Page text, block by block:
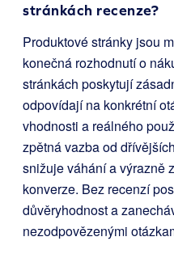
stránkách recenze?
Produktové stránky jsou
konečná rozhodnutí o
stránkách poskytují
odpovídají na konkrétní
vhodnosti a reálného
zpětná vazba od
snižuje váhání a výrazně
konverze. Bez recenzí
důvěryhodnost a
nezodpovězenými